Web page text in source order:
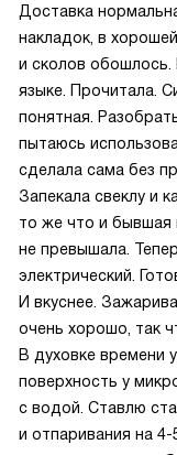
Доставка
накладок, в
и сколов обошлось.
языке. Прочитала.
понятная.
пытаюсь
сделала сама без
Запекала свеклу и
то же что и бывшая
не превышала.
электрический.
И вкуснее.
очень хорошо, так
В духовке времени
поверхность у
с водой. Ставлю
и отпаривания на